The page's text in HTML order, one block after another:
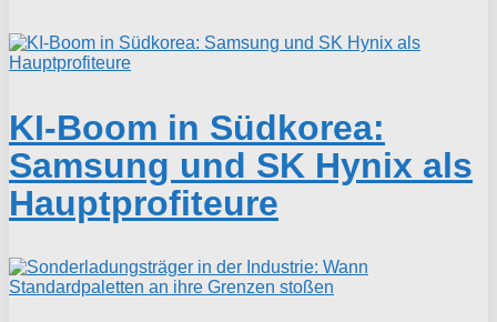
KI-Boom in Südkorea:
Samsung und SK Hynix als
Hauptprofiteure